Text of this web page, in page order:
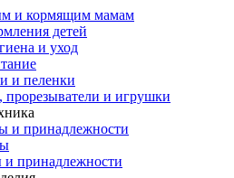
и кормящим мамам
детей
и уход
и пеленки
и игрушки
и принадлежности
и принадлежности